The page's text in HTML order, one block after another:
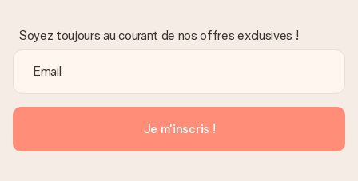
Soyez toujours au courant de nos offres exclusives !
Je m'inscris !